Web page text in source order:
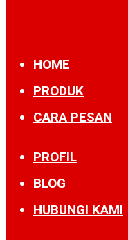
HOME
PRODUK
CARA PESAN
PROFIL
BLOG
HUBUNGI KAMI